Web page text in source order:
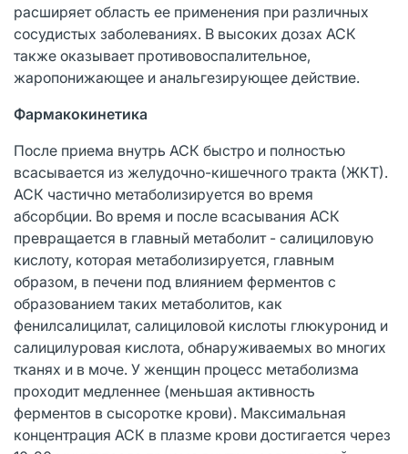
расширяет область ее применения при различных
сосудистых заболеваниях. В высоких дозах АСК
также оказывает противовоспалительное,
жаропонижающее и анальгезирующее действие.
Фармакокинетика
После приема внутрь АСК быстро и полностью
всасывается из желудочно-кишечного тракта (ЖКТ).
АСК частично метаболизируется во время
абсорбции. Во время и после всасывания АСК
превращается в главный метаболит - салициловую
кислоту, которая метаболизируется, главным
образом, в печени под влиянием ферментов с
образованием таких метаболитов, как
фенилсалицилат, салициловой кислоты глюкуронид и
салицилуровая кислота, обнаруживаемых во многих
тканях и в моче. У женщин процесс метаболизма
проходит медленнее (меньшая активность
ферментов в сысоротке крови). Максимальная
концентрация АСК в плазме крови достигается через